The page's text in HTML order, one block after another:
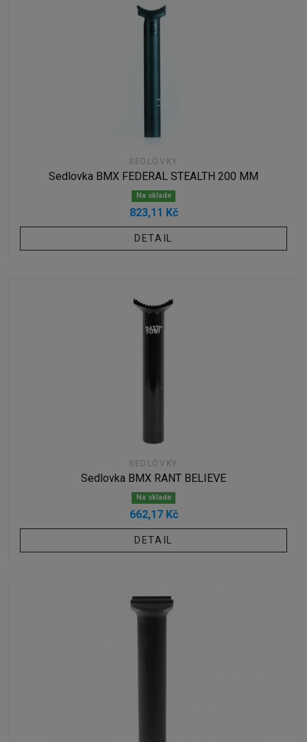
SEDLOVKY
Sedlovka BMX FEDERAL STEALTH 200 MM
Na sklade
823,11 Kč
DETAIL
SEDLOVKY
Sedlovka BMX RANT BELIEVE
Na sklade
662,17 Kč
DETAIL